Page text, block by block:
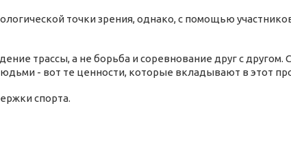
точки зрения, однако, с помощью
трассы, а не борьба и соревнование друг с другом.
- вот те ценности, которые вкладывают в этот
спорта.